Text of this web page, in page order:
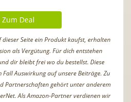
Zum Deal
Seite ein Produkt kaufst, erhalten
als Vergütung. Für dich entstehen
dir bleibt frei wo du bestellst. Diese
Auswirkung auf unsere Beiträge. Zu
Partnerschaften gehört unter anderem
Als Amazon-Partner verdienen wir